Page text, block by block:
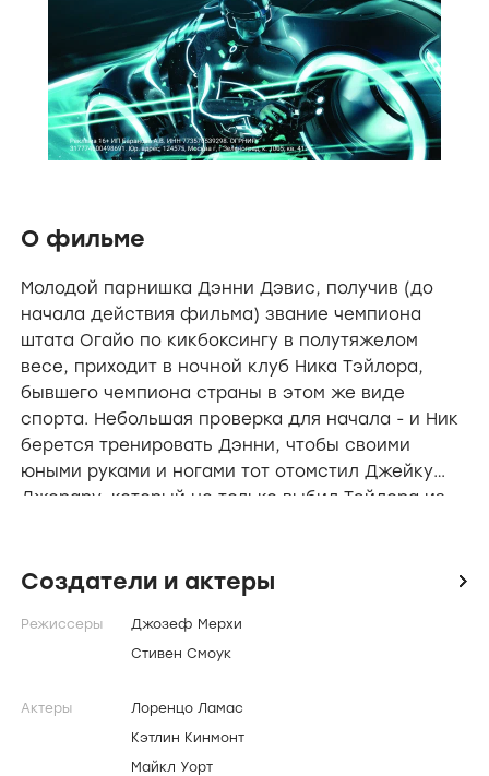
О фильме
Молодой парнишка Дэнни Дэвис, получив (до
начала действия фильма) звание чемпиона
штата Огайо по кикбоксингу в полутяжелом
весе, приходит в ночной клуб Ника Тэйлора,
бывшего чемпиона страны в этом же виде
спорта. Небольшая проверка для начала - и Ник
берется тренировать Дэнни, чтобы своими
юными руками и ногами тот отомстил Джейку
Джерару, который не только выбил Тэйлора из
Создатели и актеры icon
Режиссеры
Джозеф Мерхи
Стивен Смоук
Актеры
Лоренцо Ламас
Кэтлин Кинмонт
Майкл Уорт